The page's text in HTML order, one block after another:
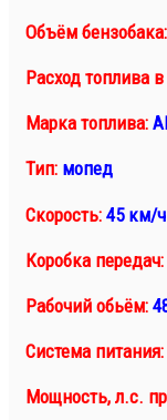
Объём бензобака:
Расход топлива
Марка топлива:
Тип: мопед
Скорость: 45 км/ч
Коробка передач:
Рабочий обьём:
Система питания:
Мощность, л.с.